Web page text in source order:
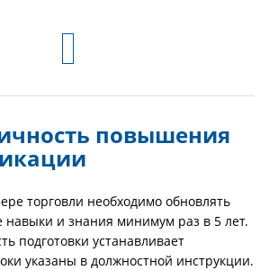
повышения
торговли необходимо обновлять
навыки и знания минимум раз в 5 лет.
подготовки устанавливает
указаны в должностной инструкции.